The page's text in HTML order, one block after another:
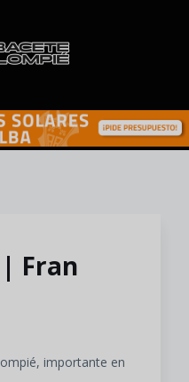
Fran
importante en